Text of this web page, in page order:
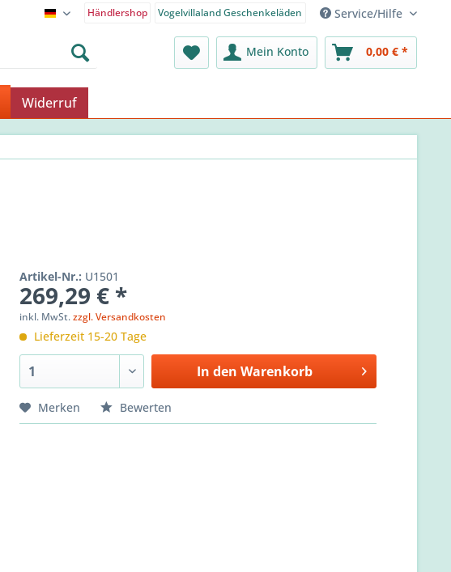
Endkunden-Shop - Deutsch
Händlershop Vogelvillaland Geschenkeläden Service/Hilfe
Mein Konto 0,00 € *
Widerruf
Artikel-Nr.: U1501
269,29 € *
inkl. MwSt.zzgl. Versandkosten
Lieferzeit 15-20 Tage
In den Warenkorb
Merken Bewerten